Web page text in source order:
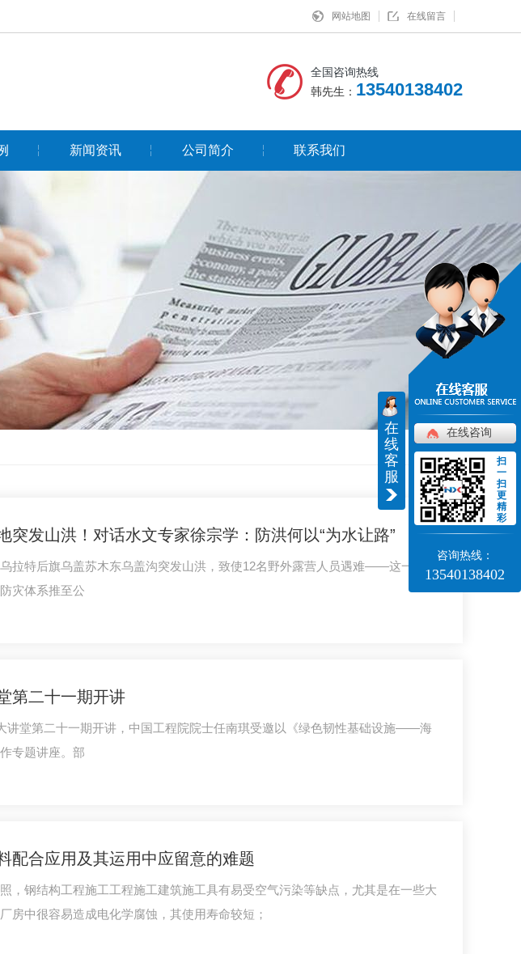
在线留言
网站地图
全国咨询热线
韩先生： 13540138402
新闻资讯 公司简介 联系我们
返回
突发山洪！对话水文专家徐宗学：防洪何以“为水让路”
拉特后旗乌盖苏木东乌盖沟突发山洪，致使12名野外露营人员遇难——这一沉重
灾体系推至公
第二十一期开讲
讲堂第二十一期开讲，中国工程院院士任南琪受邀以《绿色韧性基础设施——海
专题讲座。部
配合应用及其运用中应留意的难题
，钢结构工程施工工程施工建筑施工具有易受空气污染等缺点，尤其是在一些大
房中很容易造成电化学腐蚀，其使用寿命较短；
在
线
客
服
在线咨询
扫
一
扫
更
精
彩
咨询热线：
13540138402